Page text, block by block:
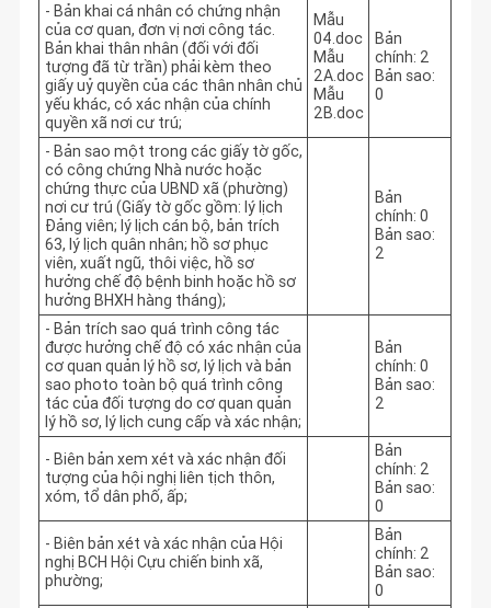
- Bản khai cá nhân có chứng nhận
của cơ quan, đơn vị nơi công tác.
Bản khai thân nhân (đối với đối
tượng đã từ trần) phải kèm theo
giấy uỷ quyền của các thân nhân chủ
yếu khác, có xác nhận của chính
quyền xã nơi cư trú;
Mẫu
04.doc
Mẫu
2A.doc
Mẫu
2B.doc
Bản
chính: 2
Bản sao:
0
- Bản sao một trong các giấy tờ gốc,
có công chứng Nhà nước hoặc
chứng thực của UBND xã (phường)
nơi cư trú (Giấy tờ gốc gồm: lý lịch
Đảng viên; lý lịch cán bộ, bản trích
63, lý lịch quân nhân; hồ sơ phục
viên, xuất ngũ, thôi việc, hồ sơ
hưởng chế độ bệnh binh hoặc hồ sơ
hưởng BHXH hàng tháng);
Bản
chính: 0
Bản sao:
2
- Bản trích sao quá trình công tác
được hưởng chế độ có xác nhận của
cơ quan quản lý hồ sơ, lý lịch và bản
sao photo toàn bộ quá trình công
tác của đối tượng do cơ quan quản
lý hồ sơ, lý lịch cung cấp và xác nhận;
Bản
chính: 0
Bản sao:
2
- Biên bản xem xét và xác nhận đối
tượng của hội nghị liên tịch thôn,
xóm, tổ dân phố, ấp;
Bản
chính: 2
Bản sao:
0
- Biên bản xét và xác nhận của Hội
nghị BCH Hội Cựu chiến binh xã,
phường;
Bản
chính: 2
Bản sao:
0